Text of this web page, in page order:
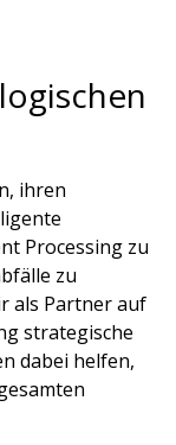
ihren
Processing zu
zu
als Partner auf
strategische
dabei helfen,